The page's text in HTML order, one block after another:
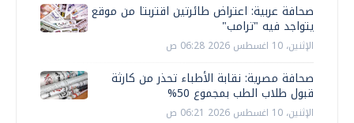
صحافة عربية: اعتراض طائرتين اقتربتا من موقع
يتواجد فيه "ترامب"
الإثنين، 10 اغسطس 2026 06:28 ص
صحافة مصرية: نقابة الأطباء تحذر من كارثة
قبول طلاب الطب بمجموع 50%
الإثنين، 10 اغسطس 2026 06:21 ص